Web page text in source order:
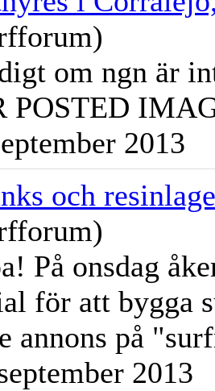
om ngn är
POSTED
2013
och
På onsdag
för att bygga
annons på "
2013